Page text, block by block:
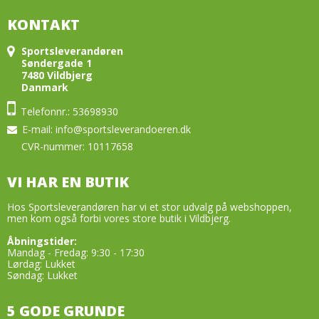
Halsedisser
Handsker & Vanter
Hue & Hatte
Rygsække
Tasker
Høretelefoner
Pulsure
Sandaler & Badesandaler
Såler
Tilbehør
Halsedisser
Handsker & Vanter
Rygsække
Tasker
Elektronik
Høretelefoner
Skridttæller
Tilbehør
Halsedisser
Handsker & Vanter
Hue & Hatte
Rygsække
Benskinner
Drikkedunke
Harpiks/Rens produkter
Håndbold Tilbehør
Overtræksveste
Taktiktavler og Tilbehør
Træningsrekvisitter Sport
KONTAKT
Sportsleverandøren
Søndergade 1
7480 Vildbjerg
Danmark
Telefonnr.: 53698930
E-mail: info@sportsleverandoeren.dk
CVR-nummer: 10117658
VI HAR EN BUTIK
Hos Sportsleverandøren har vi et stor udvalg på webshoppen,
men kom også forbi vores store butik i Vildbjerg.
Åbningstider:
Mandag - Fredag: 9:30 - 17:30
Lørdag: Lukket
Søndag: Lukket
5 GODE GRUNDE